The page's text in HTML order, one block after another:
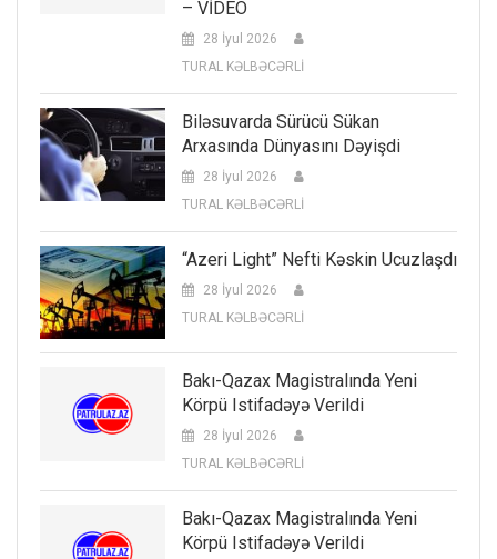
– VİDEO
28 İyul 2026
TURAL KƏLBƏCƏRLİ
Biləsuvarda Sürücü Sükan
Arxasında Dünyasını Dəyişdi
28 İyul 2026
TURAL KƏLBƏCƏRLİ
“Azeri Light” Nefti Kəskin Ucuzlaşdı
28 İyul 2026
TURAL KƏLBƏCƏRLİ
Bakı-Qazax Magistralında Yeni
Körpü Istifadəyə Verildi
28 İyul 2026
TURAL KƏLBƏCƏRLİ
Bakı-Qazax Magistralında Yeni
Körpü Istifadəyə Verildi